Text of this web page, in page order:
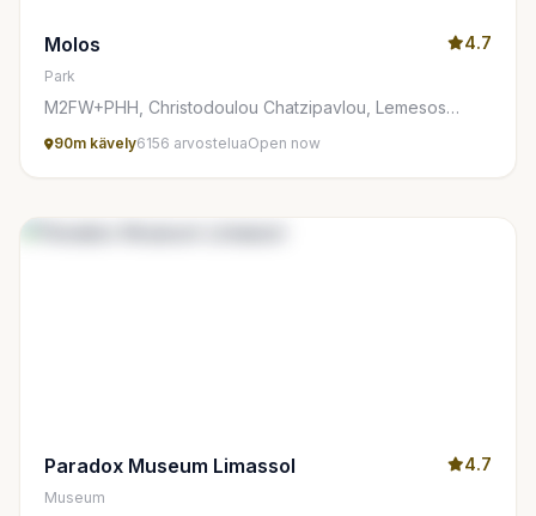
Molos 4.7
Park
M2FW+PHH, Christodoulou Chatzipavlou, Lemesos
90m kävely6156 arvosteluaOpen now
Paradox Museum Limassol 4.7
Museum